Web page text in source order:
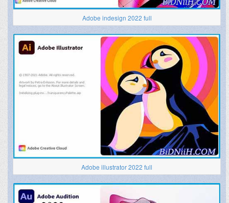
Adobe indesign 2022 full
Adobe illustrator 2022 full